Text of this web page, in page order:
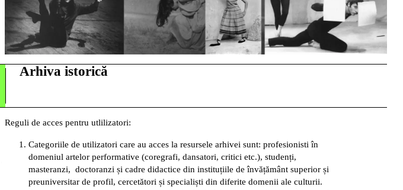
Arhiva istorică
Reguli de acces pentru utlilizatori:
Categoriile de utilizatori care au acces la resursele arhivei sunt: profesionisti în
domeniul artelor performative (coregrafi, dansatori, critici etc.), studenți,
masteranzi, doctoranzi și cadre didactice din instituțiile de învățământ superior și
preuniversitar de profil, cercetători și specialiști din diferite domenii ale culturii.